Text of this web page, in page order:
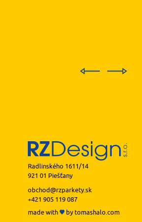
Radlinského 1611/14
921 01 Piešťany
obchod@rzparkety.sk
+421 905 119 087
made with
bytomashalo.com